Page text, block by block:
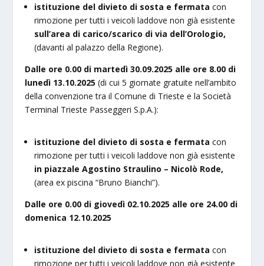
istituzione del divieto di sosta e fermatacon
rimozione per tutti i veicoli laddove non già esistente
sull’area di carico/scarico di via dell’Orologio,
(davanti al palazzo della Regione).
Dalle ore 0.00 di martedì 30.09.2025 alle ore 8.00 di
lunedì 13.10.2025 (di cui 5 giornate gratuite nell’ambito
della convenzione tra il Comune di Trieste e la Società
Terminal Trieste Passeggeri S.p.A.):
istituzione del divieto di sosta e fermata con
rimozione per tutti i veicoli laddove non già esistente
in piazzale Agostino Straulino – Nicolò Rode,
(area ex piscina “Bruno Bianchi”).
Dalle ore 0.00 di giovedì 02.10.2025 alle ore 24.00 di
domenica 12.10.2025
istituzione del divieto di sosta e fermata con
rimozione per tutti i veicoli laddove non già esistente